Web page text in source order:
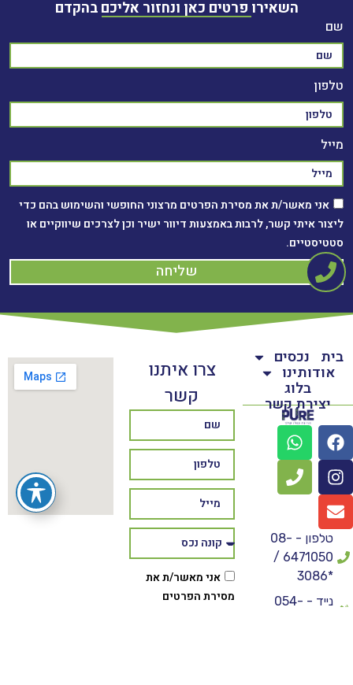
השאירו פרטים כאן ונחזור אליכם בהקדם
שם
טלפון
מייל
אני מאשר/ת את מסירת הפרטים מרצוני החופשי והשימוש בהם כדי
ליצור איתי קשר, לרבות באמצעות דיוור ישיר וכן לצרכים שיווקיים או
סטטיסטיים.
שליחה
בית נכסים
אודותינו
בלוג
יצירת קשר
טלפון - 08-
6471050 /
*3086
נייד - 054-
צרו איתנו
קשר
אני מאשר/ת את
מסירת הפרטים